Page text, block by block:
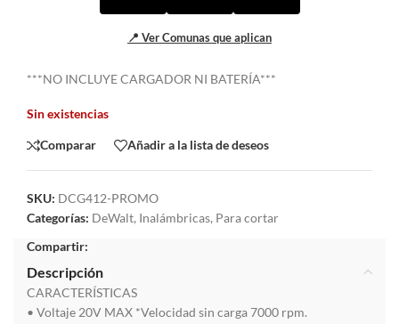
📍 Ver Comunas que aplican
***NO INCLUYE CARGADOR NI BATERÍA***
Sin existencias
Comparar Añadir a la lista de deseos
SKU: DCG412-PROMO
Categorías: DeWalt, Inalámbricas, Para cortar
Compartir:
Descripción
CARACTERÍSTICAS
• Voltaje 20V MAX *Velocidad sin carga 7000 rpm.